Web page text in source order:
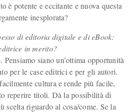
è potente e eccitante e nuova questa
inesplorata?
di editoria digitale e di eBook:
in merito?
siano un’ottima opportunità
per le case editrici e per gli autori.
cultura e rende più facile,
reperire titoli. Dà la possibilità di
scelta riguardo al cosa/come. Se la